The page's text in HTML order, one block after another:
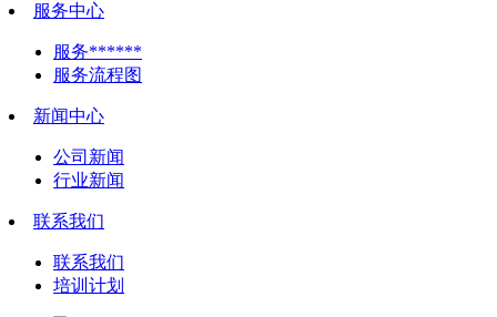
服务中心
服务******
服务流程图
新闻中心
公司新闻
行业新闻
联系我们
联系我们
培训计划